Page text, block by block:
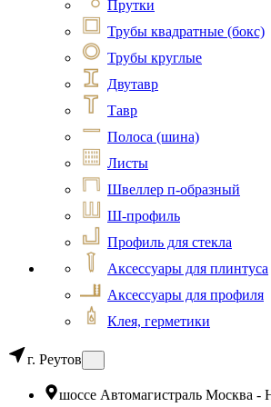
Прутки
Трубы квадратные (бокс)
Трубы круглые
Двутавр
Тавр
Полоса (шина)
Листы
Швеллер п-образный
Ш-профиль
Профиль для стекла
Аксессуары для плинтуса
Аксессуары для профиля
Клея, герметики
г. Реутов
шоссе Автомагистраль Москва